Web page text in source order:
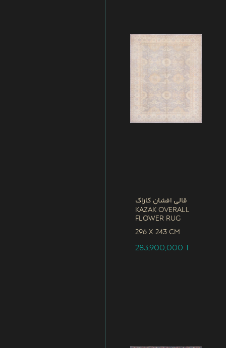
قالی افشان کازاک
Kazak Overall
Flower Rug
296 x 243 CM
283,900,000T